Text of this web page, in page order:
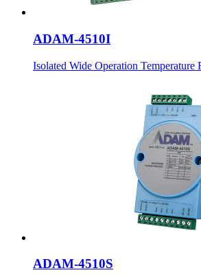
ADAM-4510I
Isolated Wide Operation Temperature
ADAM-4510S